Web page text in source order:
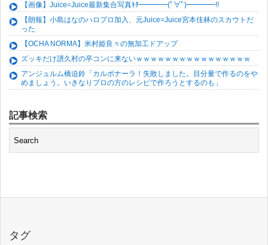
【画像】Juice=Juice最新集合写真ｷﾀ━━━━(ﾟ∀ﾟ)━━━━!!
【朗報】小島はなのハロプロ加入、元Juice=Juice宮本佳林のスカウトだ
った
【OCHA NORMA】米村姫良々の無加工ドアップ
ズッキだけ譜久村の卒コンに来ないｗｗｗｗｗｗｗｗｗｗｗｗｗｗｗｗ
アンジュルム橋迫鈴「カルボナーラ！失敗しました。目分量で作るのをや
めましょう。いきなりプロの方のレシピで作ろうとするのも」
記事検索
タグ